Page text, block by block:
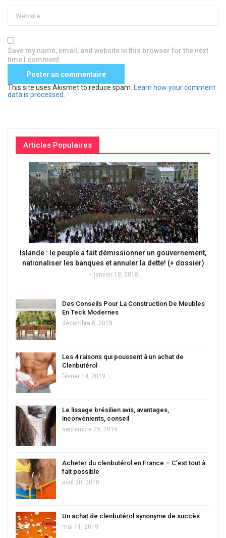
Save my name, email, and website in this browser for the next
time I comment.
This site uses Akismet to reduce spam.
Learn how your comment
data is processed
Articles Populaires
Islande : le peuple a fait démissionner un gouvernement,
nationaliser les banques et annuler la dette! (+ dossier)
janvier 18, 2018
Des Conseils Pour La Construction De Meubles
En Teck Modernes
décembre 8, 2018
Les 4 raisons qui poussent à un achat de
Clenbutérol
février 14, 2019
Le lissage brésilien avis, avantages,
inconvénients, conseil
septembre 25, 2019
Acheter du clenbutérol en France – C’est tout à
fait possible
avril 20, 2018
Un achat de clenbutérol synonyme de succès
mai 11, 2019